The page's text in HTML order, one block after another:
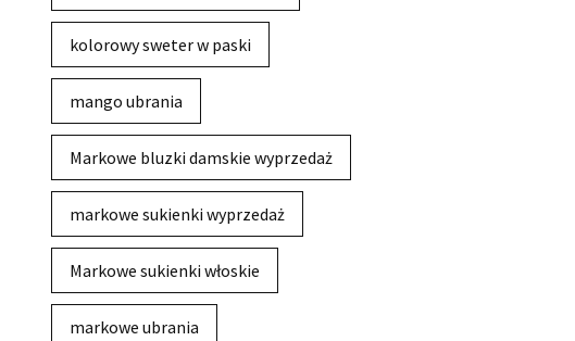
kolorowy sweter w paski
mango ubrania
Markowe bluzki damskie wyprzedaż
markowe sukienki wyprzedaż
Markowe sukienki włoskie
markowe ubrania